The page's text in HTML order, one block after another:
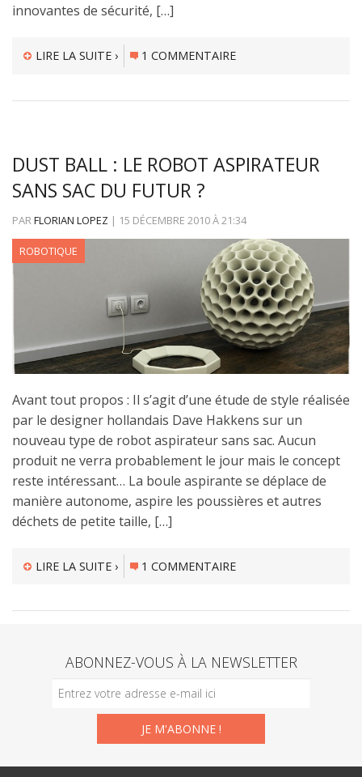
innovantes de sécurité, […]
LIRE LA SUITE › 1 COMMENTAIRE
DUST BALL : LE ROBOT ASPIRATEUR
SANS SAC DU FUTUR ?
PAR FLORIAN LOPEZ | 15 DÉCEMBRE 2010À 21:34
ROBOTIQUE
Avant tout propos : Il s’agit d’une étude de style réalisée
par le designer hollandais Dave Hakkens sur un
nouveau type de robot aspirateur sans sac. Aucun
produit ne verra probablement le jour mais le concept
reste intéressant… La boule aspirante se déplace de
manière autonome, aspire les poussières et autres
déchets de petite taille, […]
LIRE LA SUITE › 1 COMMENTAIRE
ABONNEZ-VOUS À LA NEWSLETTER